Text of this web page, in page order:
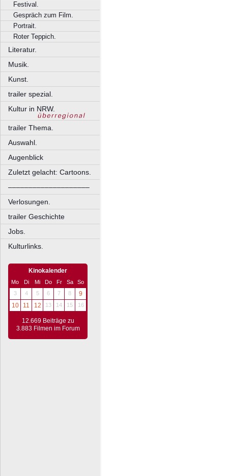
Festival.
Gespräch zum Film.
Portrait.
Roter Teppich.
Literatur.
Musik.
Kunst.
trailer spezial.
Kultur in NRW.
trailer Thema.
Auswahl.
Augenblick
Zuletzt gelacht: Cartoons.
––––––––––––––––––––
Verlosungen.
trailer Geschichte
Jobs.
Kulturlinks.
Kinokalender
Mo Di Mi Do Fr Sa
So
3
4 5 6 7 8
9
10
11 12 13 14 15 16
12.669 Beiträge zu
3.883 Filmen im Forum